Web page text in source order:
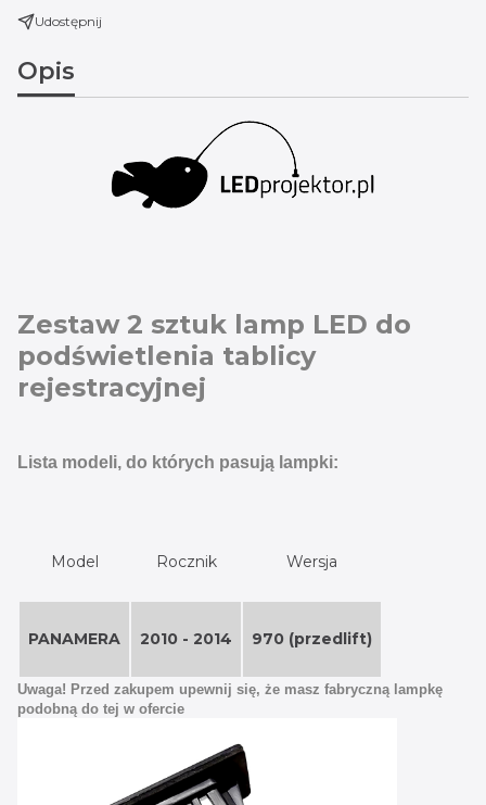
Udostępnij
Opis
Zestaw 2 sztuk lamp LED do
podświetlenia tablicy
rejestracyjnej
Lista modeli, do których pasują lampki:
Model Rocznik Wersja
PANAMERA 2010 - 2014 970 (przedlift)
Uwaga! Przed zakupem upewnij się, że masz fabryczną lampkę
podobną do tej w ofercie